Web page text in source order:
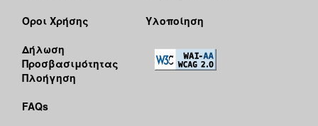
Όροι Χρήσης
Δήλωση
Προσβασιμότητας
Πλοήγηση
FAQs
Υλοποίηση